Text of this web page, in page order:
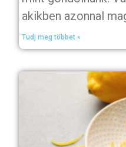
akikben azonnal
Tudj meg többet »